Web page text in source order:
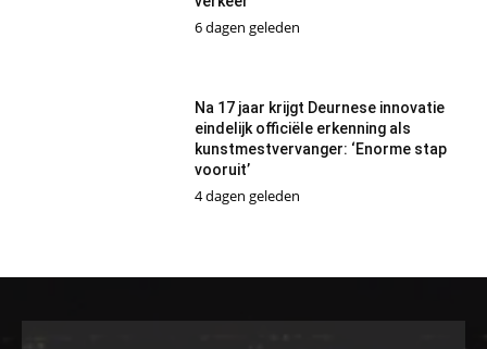
6 dagen geleden
Na 17 jaar krijgt Deurnese innovatie
eindelijk officiële erkenning als
kunstmestvervanger: ‘Enorme stap
vooruit’
4 dagen geleden